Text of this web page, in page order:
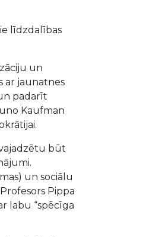
līdzdalības
un
ar jaunatnes
padarīt
Kaufman
būt
un sociālu
Pippa
labu “spēcīga